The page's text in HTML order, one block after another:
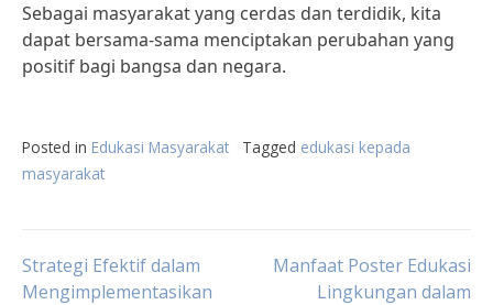
Sebagai masyarakat yang cerdas dan terdidik, kita
dapat bersama-sama menciptakan perubahan yang
positif bagi bangsa dan negara.
Posted in Edukasi Masyarakat Tagged edukasi kepada
masyarakat
Post
Strategi Efektif dalam
Mengimplementasikan
Manfaat Poster Edukasi
Lingkungan dalam